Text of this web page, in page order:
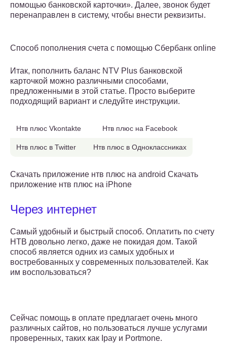
помощью банковской карточки». Далее, звонок будет
перенаправлен в систему, чтобы внести реквизиты.
Способ пополнения счета с помощью Сбербанк online
Итак, пополнить баланс NTV Plus банковской
карточкой можно различными способами,
предложенными в этой статье. Просто выберите
подходящий вариант и следуйте инструкции.
Нтв плюс Vkontakte Нтв плюс на Facebook
Нтв плюс в Twitter Нтв плюс в Одноклассниках
Скачать приложение нтв плюс на android Скачать
приложение нтв плюс на iPhone
Через интернет
Самый удобный и быстрый способ. Оплатить по счету
НТВ довольно легко, даже не покидая дом. Такой
способ является одних из самых удобных и
востребованных у современных пользователей. Как
им воспользоваться?
Сейчас помощь в оплате предлагает очень много
различных сайтов, но пользоваться лучше услугами
проверенных, таких как Ipay и Portmone.